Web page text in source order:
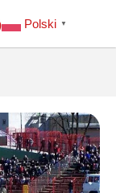
Polski ▼